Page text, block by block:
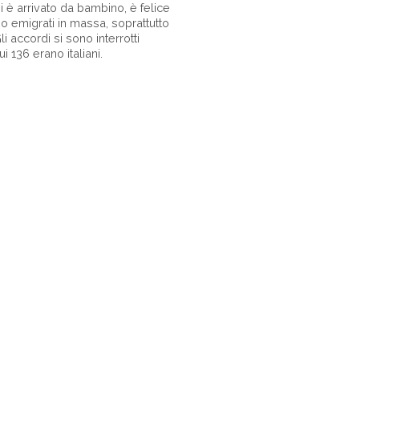
è arrivato da bambino, è felice
emigrati in massa, soprattutto
accordi si sono interrotti
136 erano italiani.